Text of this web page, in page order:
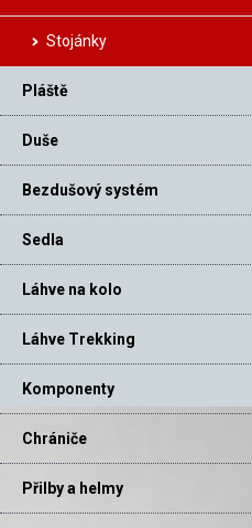
Stojánky
Pláště
Duše
Bezdušový systém
Sedla
Láhve na kolo
Láhve Trekking
Komponenty
Chrániče
Přilby a helmy